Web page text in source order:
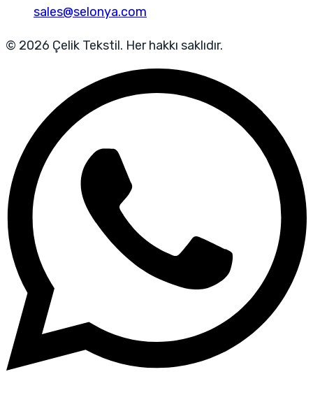
sales@selonya.com
© 2026 Çelik Tekstil. Her hakkı saklıdır.